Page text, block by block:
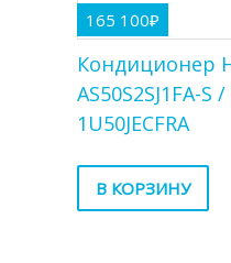
165 100₽
Кондиционер
AS50S2SJ1FA-S /
1U50JECFRA
В КОРЗИНУ